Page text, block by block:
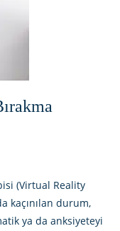
(Virtual Reality
kaçınılan durum,
ya da anksiyeteyi